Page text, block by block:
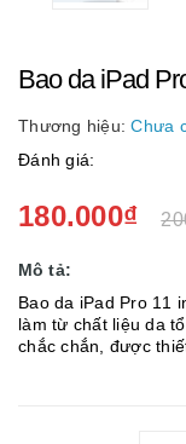
Bao da iPad
Thương hiệu: Chưa
Đánh giá:
180.000₫
Mô tả:
Bao da iPad Pro 11
làm từ chất liệu da
chắc chắn, được